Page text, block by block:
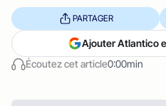
Écoutez cet article0:00min
PARTAGER
Ajouter Atlantico